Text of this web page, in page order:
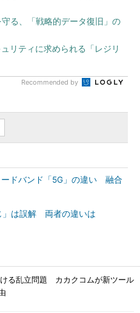
る、「戦略的データ復旧」の
リティに求められる「レジリ
Recommended by
ドバンド「5G」の違い 融合
」は誤解 両者の違いは
ける乱立問題 カカクコムが新ツール